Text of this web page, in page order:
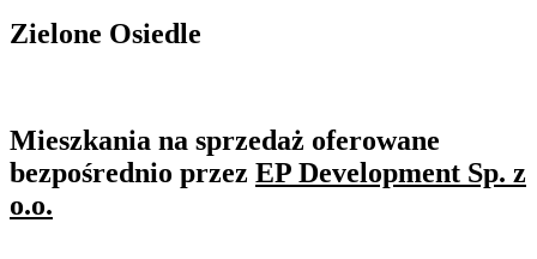
Zielone Osiedle
Mieszkania na sprzedaż oferowane
bezpośrednio przez EP Development Sp. z
o.o.